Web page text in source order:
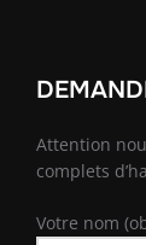
Attention
complets
Votre nom